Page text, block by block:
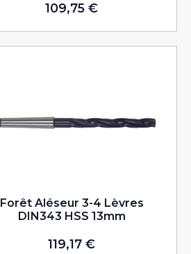
109,75€
Forêt Aléseur 3-4 Lèvres
DIN343 HSS 13mm
119,17€